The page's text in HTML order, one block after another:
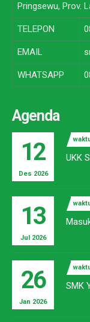
Pringsewu, Prov.
TELEPON
EMAIL
WHATSAPP
Agenda
12
Des 2026
UKK
13
Jul 2026
26
Jan 2026
SMK